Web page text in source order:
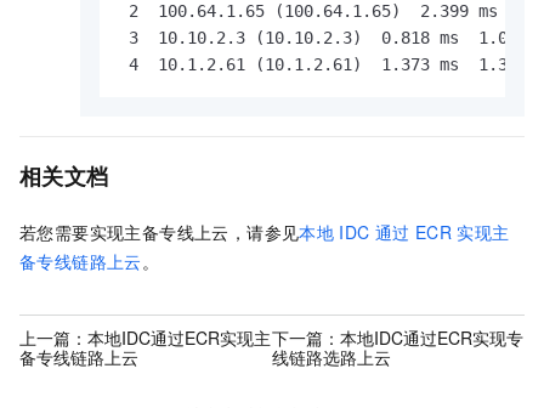
2  100.64.1.65 (100.64.1.65)  2.399 ms
3  10.10.2.3 (10.10.2.3)  0.818 ms  1.075
4  10.1.2.61 (10.1.2.61)  1.373 ms  1.363
相关文档
若您需要实现主备专线上云，请参见本地 IDC 通过 ECR 实现主
备专线链路上云。
上一篇： 本地IDC通过ECR实现主
备专线链路上云
下一篇： 本地IDC通过ECR实现专
线链路选路上云